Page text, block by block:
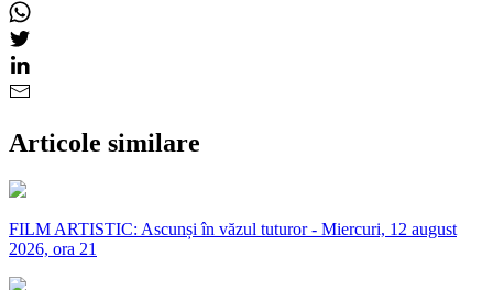
Articole similare
FILM ARTISTIC: Ascunși în văzul tuturor - Miercuri, 12 august
2026, ora 21